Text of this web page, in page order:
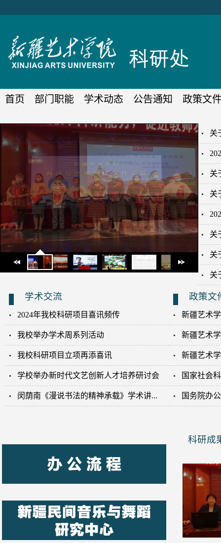
首页 部门职能 学术动态 公告通知 政策文
关
关
关
关
关
关
学术交流 政策文
2024年我校科研项目喜讯频传
我校举办学术周系列活动
我校科研项目立项再添喜讯
学校举办新时代文艺创新人才培养研讨会
闵荫南《漫说书法的精神承载》学术讲...
新疆艺术
新疆艺术
新疆艺术
国家社会
国务院办
科研成